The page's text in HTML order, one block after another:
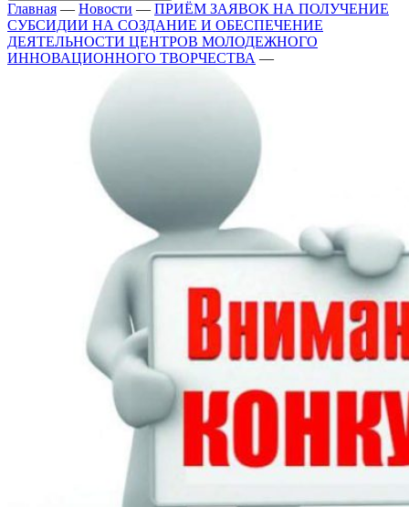
Главная — Новости — ПРИЁМ ЗАЯВОК НА ПОЛУЧЕНИЕ
СУБСИДИИ НА СОЗДАНИЕ И ОБЕСПЕЧЕНИЕ
ДЕЯТЕЛЬНОСТИ ЦЕНТРОВ МОЛОДЕЖНОГО
ИННОВАЦИОННОГО ТВОРЧЕСТВА —